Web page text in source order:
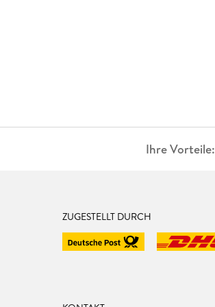
Ihre Vorteile:
ZUGESTELLT DURCH